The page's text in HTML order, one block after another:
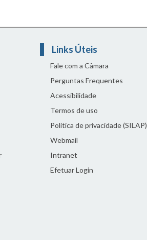
Links Úteis
Fale com a Câmara
Perguntas Frequentes
Acessibilidade
Termos de uso
Política de privacidade (SILAP)
Webmail
Intranet
Efetuar Login